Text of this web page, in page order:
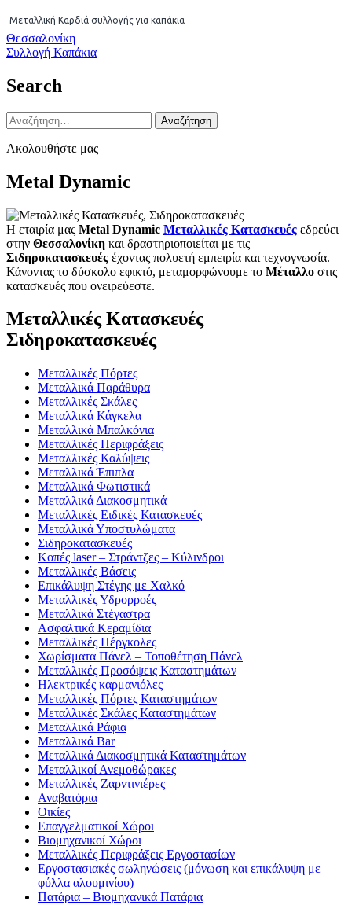
Μεταλλική Καρδιά συλλογής για καπάκια
Πλοήγηση
άρθρων
Θεσσαλονίκη
Συλλογή Καπάκια
Search
Αναζήτηση
για:
Ακολουθήστε μας
Metal Dynamic
Η εταιρία μας Metal Dynamic Μεταλλικές Κατασκευές εδρεύει
στην Θεσσαλονίκη και δραστηριοποιείται με τις
Σιδηροκατασκευές έχοντας πολυετή εμπειρία και τεχνογνωσία.
Κάνοντας το δύσκολο εφικτό, μεταμορφώνουμε το Μέταλλο στις
κατασκευές που ονειρεύεστε.
Μεταλλικές Κατασκευές
Σιδηροκατασκευές
Μεταλλικές Πόρτες
Μεταλλικά Παράθυρα
Μεταλλικές Σκάλες
Μεταλλικά Κάγκελα
Μεταλλικά Μπαλκόνια
Μεταλλικές Περιφράξεις
Μεταλλικές Καλύψεις
Μεταλλικά Έπιπλα
Μεταλλικά Φωτιστικά
Μεταλλικά Διακοσμητικά
Μεταλλικές Ειδικές Κατασκευές
Μεταλλικά Υποστυλώματα
Σιδηροκατασκευές
Κοπές laser – Στράντζες – Κύλινδροι
Μεταλλικές Βάσεις
Επικάλυψη Στέγης με Χαλκό
Μεταλλικές Υδρορροές
Μεταλλικά Στέγαστρα
Ασφαλτικά Κεραμίδια
Μεταλλικές Πέργκολες
Χωρίσματα Πάνελ – Τοποθέτηση Πάνελ
Μεταλλικές Προσόψεις Καταστημάτων
Ηλεκτρικές καρμανιόλες
Μεταλλικές Πόρτες Καταστημάτων
Μεταλλικές Σκάλες Καταστημάτων
Μεταλλικά Ράφια
Μεταλλικά Bar
Μεταλλικά Διακοσμητικά Καταστημάτων
Μεταλλικοί Ανεμοθώρακες
Μεταλλικές Ζαρντινιέρες
Αναβατόρια
Οικίες
Επαγγελματικοί Χώροι
Βιομηχανικοί Χώροι
Μεταλλικές Περιφράξεις Εργοστασίων
Εργοστασιακές σωληνώσεις (μόνωση και επικάλυψη με
φύλλα αλουμινίου)
Πατάρια – Βιομηχανικά Πατάρια